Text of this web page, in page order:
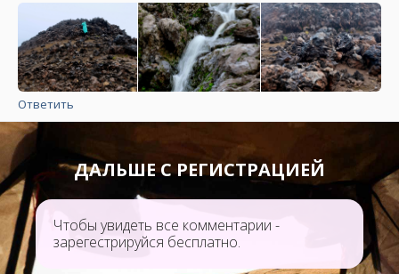
Ответить
ДАЛЬШЕ С РЕГИСТРАЦИЕЙ
Чтобы увидеть все комментарии -
зарегестрируйся бесплатно.